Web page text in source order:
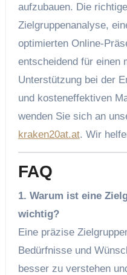
aufzubauen. Die
Zielgruppenanalyse,
optimierten Online-
entscheidend für einen
Unterstützung bei der
und kosteneffektiven
wenden Sie sich an
kraken20at.at. Wir
FAQ
1. Warum ist eine
wichtig?
Eine präzise
Bedürfnisse und
besser zu verstehen